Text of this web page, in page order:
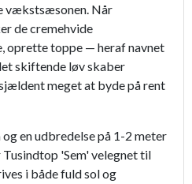
vækstsæsonen. Når
de cremehvide
oprette toppe — heraf navnet
skiftende løv skaber
meget at byde på rent
en udbredelse på 1-2 meter
'Sem' velegnet til
i både fuld sol og